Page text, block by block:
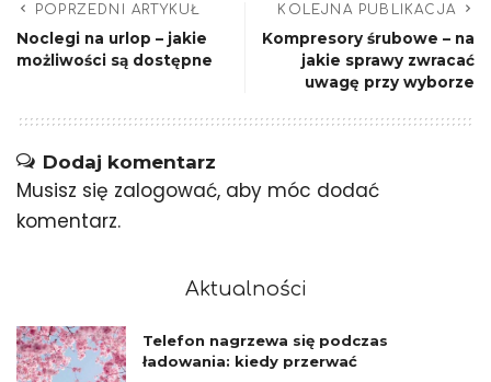
POPRZEDNI ARTYKUŁ
Noclegi na urlop – jakie
możliwości są dostępne
KOLEJNA PUBLIKACJA
Kompresory śrubowe – na
jakie sprawy zwracać
uwagę przy wyborze
Dodaj komentarz
Musisz się zalogować, aby móc dodać
komentarz.
Aktualności
Telefon nagrzewa się podczas
ładowania: kiedy przerwać